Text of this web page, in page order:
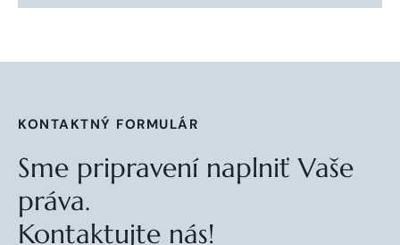
KONTAKTNÝ FORMULÁR
Sme pripravení naplniť Vaše
práva.
Kontaktujte nás!